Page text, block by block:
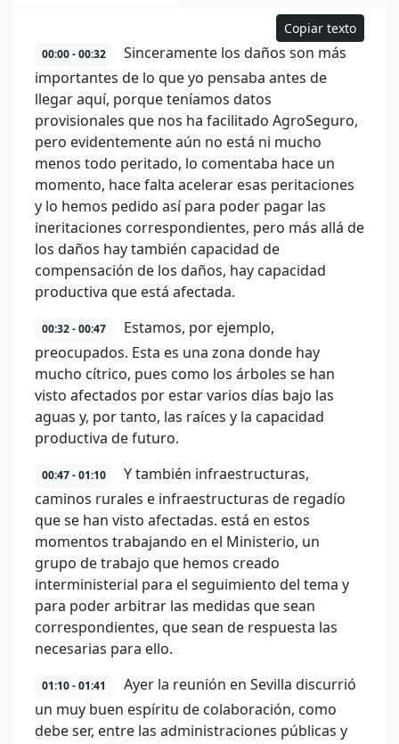
Copiar texto
00:00 - 00:32
Sinceramente los daños son más
importantes de lo que yo pensaba antes de
llegar aquí, porque teníamos datos
provisionales que nos ha facilitado AgroSeguro,
pero evidentemente aún no está ni mucho
menos todo peritado, lo comentaba hace un
momento, hace falta acelerar esas peritaciones
y lo hemos pedido así para poder pagar las
ineritaciones correspondientes, pero más allá de
los daños hay también capacidad de
compensación de los daños, hay capacidad
productiva que está afectada.
00:32 - 00:47
Estamos, por ejemplo,
preocupados. Esta es una zona donde hay
mucho cítrico, pues como los árboles se han
visto afectados por estar varios días bajo las
aguas y, por tanto, las raíces y la capacidad
productiva de futuro.
00:47 - 01:10
Y también infraestructuras,
caminos rurales e infraestructuras de regadío
que se han visto afectadas. está en estos
momentos trabajando en el Ministerio, un
grupo de trabajo que hemos creado
interministerial para el seguimiento del tema y
para poder arbitrar las medidas que sean
correspondientes, que sean de respuesta las
necesarias para ello.
01:10 - 01:41
Ayer la reunión en Sevilla discurrió
un muy buen espíritu de colaboración, como
debe ser, entre las administraciones públicas y